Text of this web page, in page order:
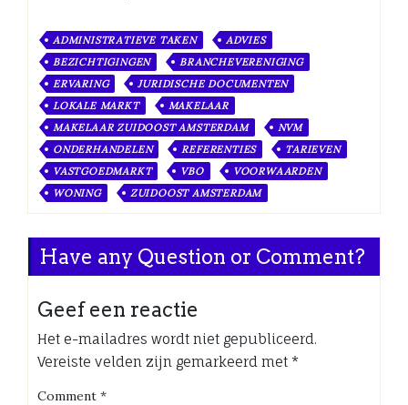
ADMINISTRATIEVE TAKEN
ADVIES
BEZICHTIGINGEN
BRANCHEVERENIGING
ERVARING
JURIDISCHE DOCUMENTEN
LOKALE MARKT
MAKELAAR
MAKELAAR ZUIDOOST AMSTERDAM
NVM
ONDERHANDELEN
REFERENTIES
TARIEVEN
VASTGOEDMARKT
VBO
VOORWAARDEN
WONING
ZUIDOOST AMSTERDAM
Have any Question or Comment?
Geef een reactie
Het e-mailadres wordt niet gepubliceerd.
Vereiste velden zijn gemarkeerd met *
Comment *